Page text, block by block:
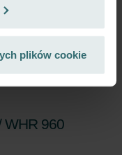
de confidentialité
Zásady ochrany
données
plików cookie
WHR 960